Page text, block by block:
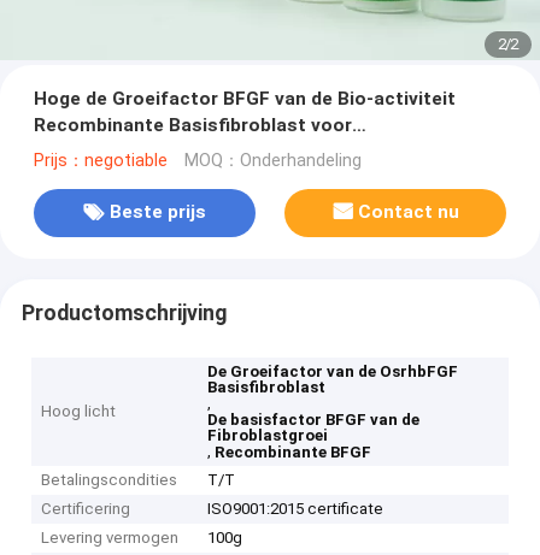
2/2
Hoge de Groeifactor BFGF van de Bio-activiteit
Recombinante Basisfibroblast voor
Schoonheidsmiddelen
Prijs：negotiable MOQ：Onderhandeling
Beste prijs Contact nu
Productomschrijving
Hoog licht
De Groeifactor van de OsrhbFGF
Basisfibroblast
,
De basisfactor BFGF van de
Fibroblastgroei
, Recombinante BFGF
Betalingscondities
T/T
Certificering
ISO9001:2015 certificate
Levering vermogen
100g